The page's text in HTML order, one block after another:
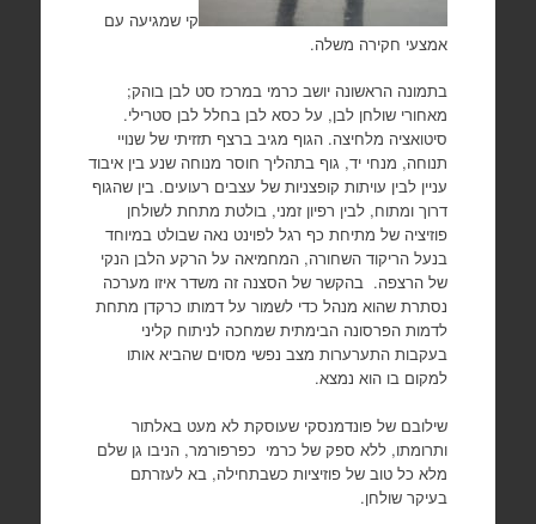
קי שמגיעה עם
אמצעי חקירה משלה.
בתמונה הראשונה יושב כרמי במרכז סט לבן בוהק;
מאחורי שולחן לבן, על כסא לבן בחלל לבן סטרילי.
סיטואציה מלחיצה. הגוף מגיב ברצף תזזיתי של שנויי
תנוחה, מנחי יד, גוף בתהליך חוסר מנוחה שנע בין איבוד
עניין לבין עויתות קופצניות של עצבים רעועים. בין שהגוף
דרוך ומתוח, לבין רפיון זמני, בולטת מתחת לשולחן
פוזיציה של מתיחת כף רגל לפוינט נאה שבולט במיוחד
בנעל הריקוד השחורה, המחמיאה על הרקע הלבן הנקי
של הרצפה. בהקשר של הסצנה זה משדר איזו מערכה
נסתרת שהוא מנהל כדי לשמור על דמותו כרקדן מתחת
לדמות הפרסונה הבימתית שמחכה לניתוח קליני
בעקבות התערערות מצב נפשי מסוים שהביא אותו
למקום בו הוא נמצא.
שילובם של פונדמנסקי שעוסקת לא מעט באלתור
ותרומתו, ללא ספק של כרמי כפרפורמר, הניבו גן שלם
מלא כל טוב של פוזיציות כשבתחילה, בא לעזרתם
בעיקר שולחן.